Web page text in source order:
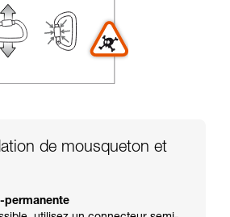
de mousqueton et
permanente